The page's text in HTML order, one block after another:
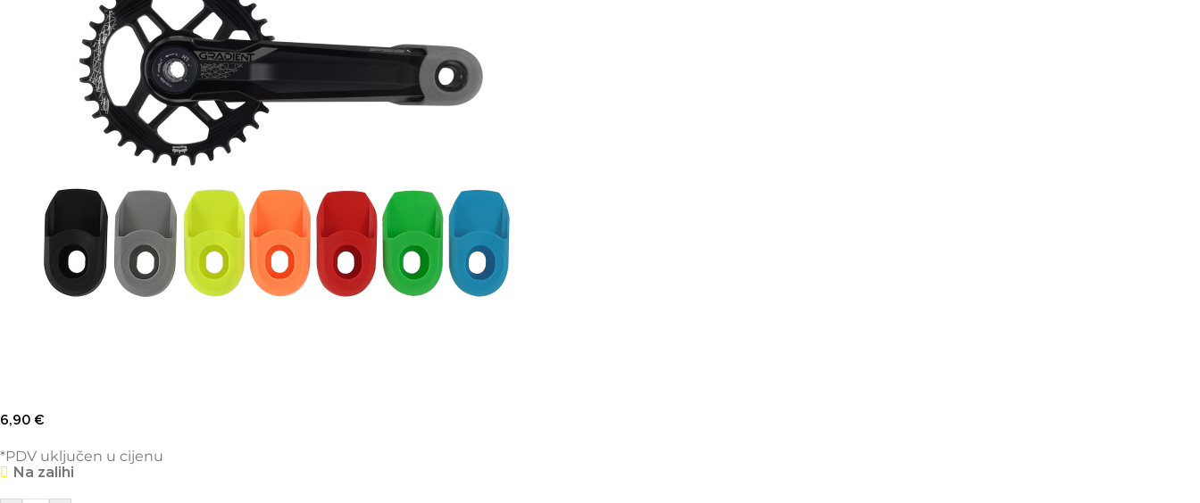
6,90 €
*PDV uključen u cijenu
Na zalihi